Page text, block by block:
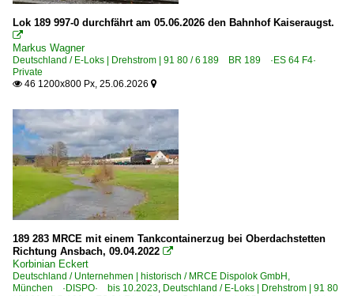
Graben-Neudorf
Grafing Bahnhof
Grevenbroich
Großkorbetha
Gundelsdorf
Halle (Saale) Hbf ·LH·
Hamburg (sonstige)
Hamburg-Altona
Hamburg-Harburg
Hamm (Westfalen)
Hanau Hbf ·FH·
Hannover Hbf ·HH·
Lok 189 997-0 durchfährt am 05.06.2026 den Bahnhof Kaiseraugst.

Markus Wagner
Deutschland / E-Loks | Drehstrom | 91 80 / 6 189 BR 189 ·ES 64 F4·
Private
 46 1200x800 Px, 25.06.2026 
189 283 MRCE mit einem Tankcontainerzug bei Oberdachstetten
Richtung Ansbach, 09.04.2022 
Korbinian Eckert
Deutschland / Unternehmen | historisch / MRCE Dispolok GmbH,
München ·DISPO· bis 10.2023, Deutschland / E-Loks | Drehstrom | 91 80